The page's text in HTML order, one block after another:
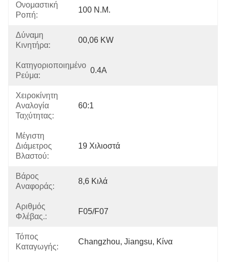
Ονομαστική
Ροπή:
100 N.m.
Δύναμη
Κινητήρα:
00,06 KW
Κατηγοριοποιημένο
Ρεύμα:
0.4A
Χειροκίνητη
Αναλογία
Ταχύτητας:
60:1
Μέγιστη
Διάμετρος
Βλαστού:
19 Χιλιοστά
Βάρος
Αναφοράς:
8,6 Κιλά
Αριθμός
Φλέβας.:
F05/F07
Τόπος
Καταγωγής:
Changzhou, Jiangsu, Κίνα